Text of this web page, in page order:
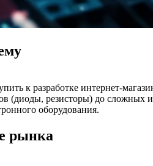
к разработке интернет-
(диоды, резисторы) до
оборудования.
рынка